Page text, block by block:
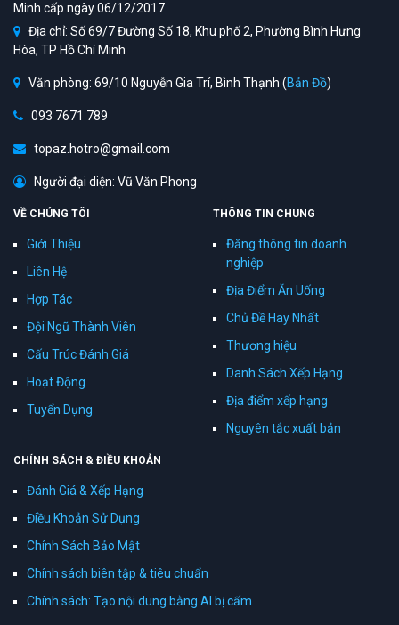
Minh cấp ngày 06/12/2017
Địa chỉ: Số 69/7 Đường Số 18, Khu phố 2, Phường Bình Hưng
Hòa, TP Hồ Chí Minh
Văn phòng: 69/10 Nguyễn Gia Trí, Bình Thạnh (Bản Đồ)
093 7671 789
topaz.hotro@gmail.com
Người đại diện: Vũ Văn Phong
VỀ CHÚNG TÔI
Giới Thiệu
Liên Hệ
Hợp Tác
Đội Ngũ Thành Viên
Cấu Trúc Đánh Giá
Hoạt Động
Tuyển Dụng
THÔNG TIN CHUNG
Đăng thông tin doanh
nghiệp
Địa Điểm Ăn Uống
Chủ Đề Hay Nhất
Thương hiệu
Danh Sách Xếp Hạng
Địa điểm xếp hạng
Nguyên tắc xuất bản
CHÍNH SÁCH & ĐIỀU KHOẢN
Đánh Giá & Xếp Hạng
Điều Khoản Sử Dụng
Chính Sách Bảo Mật
Chính sách biên tập & tiêu chuẩn
Chính sách: Tạo nội dung bằng AI bị cấm